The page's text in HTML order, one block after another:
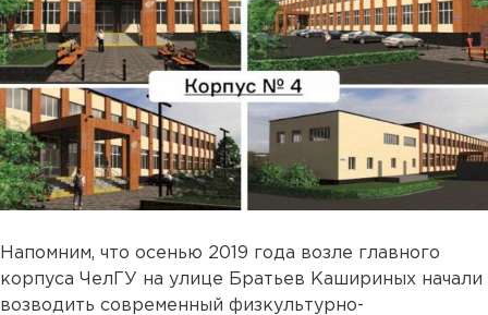
Напомним, что осенью 2019 года возле главного
корпуса ЧелГУ на улице Братьев Кашириных начали
возводить современный физкультурно-